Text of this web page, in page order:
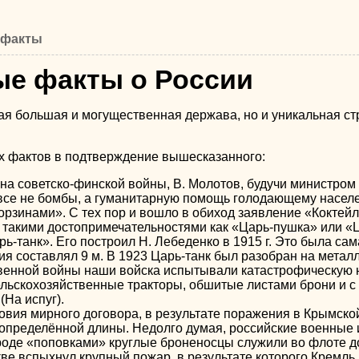
факты о России
большая и могущественная держава, но и уникальная
фактов в подтверждение вышесказанного:
советско-финской войны, В. Молотов, будучи
не бомбы, а гуманитарную помощь голодающему
С тех пор и вошло в обиход заявление
достопримечательностями как «Царь-пушка» или
танк». Его построил Н. Лебеденко в 1915 г. Это была
составлял 9 м. В 1923 Царь-танк был разобран на
войны наши войска испытывали катастрофическую
тракторы, обшитые листами брони
испуг).
мирного договора, в результате поражения в
длины. Недолго думая, российские
«поповками» круглые броненосцы служили во флоте